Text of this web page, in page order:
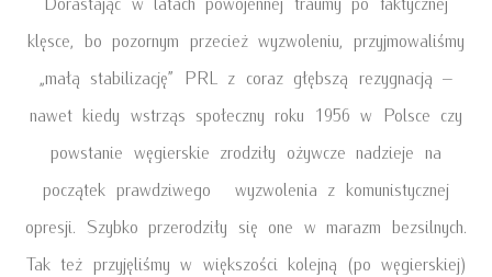
klęsce, bo pozornym przecież wyzwoleniu, przyjmowaliśmy
„małą stabilizację” PRL z coraz głębszą rezygnacją –
nawet kiedy wstrząs społeczny roku 1956 w Polsce czy
powstanie węgierskie zrodziły ożywcze nadzieje na
początek prawdziwego wyzwolenia z komunistycznej
opresji. Szybko przerodziły się one w marazm bezsilnych.
Tak też przyjęliśmy w większości kolejną (po węgierskiej)